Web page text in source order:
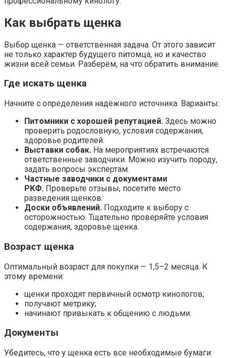
Как выбрать щенка
Выбор щенка — ответственная задача. От этого зависит
не только характер будущего питомца, но и качество
жизни всей семьи. Разберём, на что обратить внимание.
Где искать щенка
Начните с определения надёжного источника. Варианты:
Питомники с хорошей репутацией. Здесь можно
проверить родословную, условия содержания,
здоровье родителей.
Выставки собак. На мероприятиях встречаются
ответственные заводчики. Можно изучить породу,
задать вопросы экспертам.
Частные заводчики с документами
РКФ. Проверьте отзывы, посетите место
разведения щенков.
Доски объявлений. Подходите к выбору с
осторожностью. Тщательно проверяйте условия
содержания, здоровье щенка.
Возраст щенка
Оптимальный возраст для покупки — 1,5–2 месяца. К
этому времени:
щенки проходят первичный осмотр кинологов;
получают метрику;
начинают привыкать к общению с людьми.
Документы
Убедитесь, что у щенка есть все необходимые бумаги: